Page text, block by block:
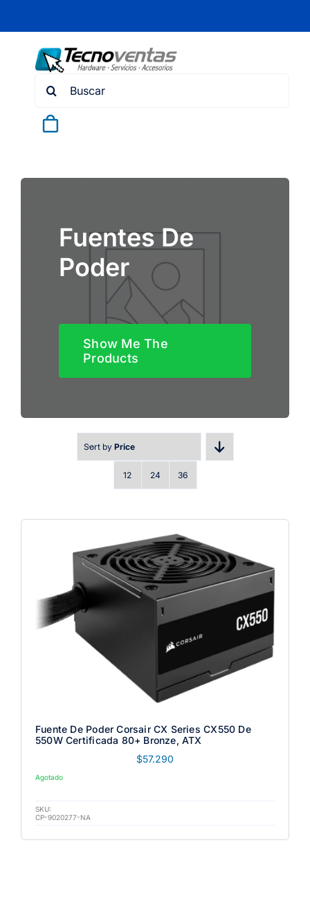
content
Search
Fuentes De
Poder
Show Me The
Products
Sort by Price
12 24 36
Fuente De Poder Corsair CX Series CX550 De
550W Certificada 80+ Bronze, ATX
$57.290
Agotado
SKU:
CP-9020277-NA